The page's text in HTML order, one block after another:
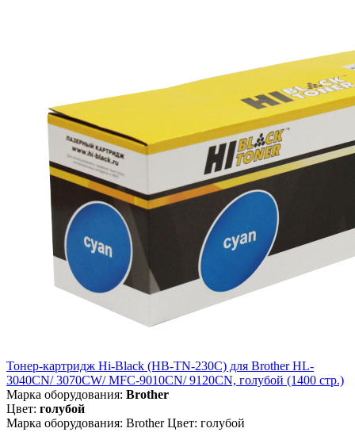
Тонер-картридж Hi-Black (HB-TN-230C) для Brother HL-
3040CN/ 3070CW/ MFC-9010CN/ 9120CN, голубой (1400 стр.)
Марка оборудования: Brother
Цвет: голубой
Марка оборудования: Brother Цвет: голубой